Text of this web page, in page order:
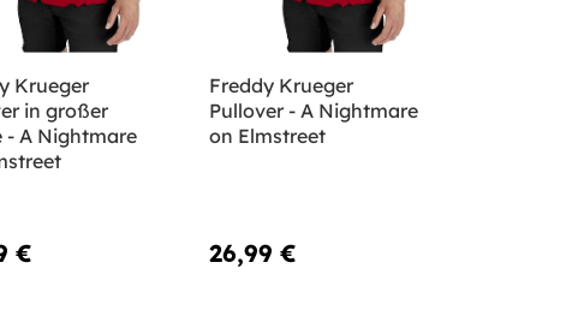
Krueger
in großer
- A Nightmare
€
Freddy Krueger
Pullover - A Nightmare
on Elmstreet
26,99 €